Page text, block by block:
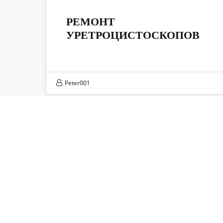
16
ДЕК 2024
РЕМОНТ
УРЕТРОЦИСТОСКОПОВ
Peter001